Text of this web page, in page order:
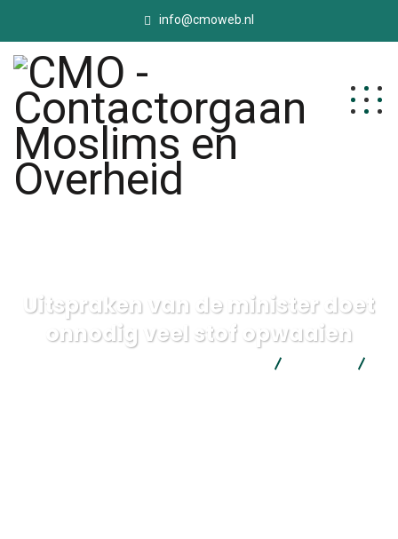
info@cmoweb.nl
Uitspraken van de minister doet
onnodig veel stof opwaaien